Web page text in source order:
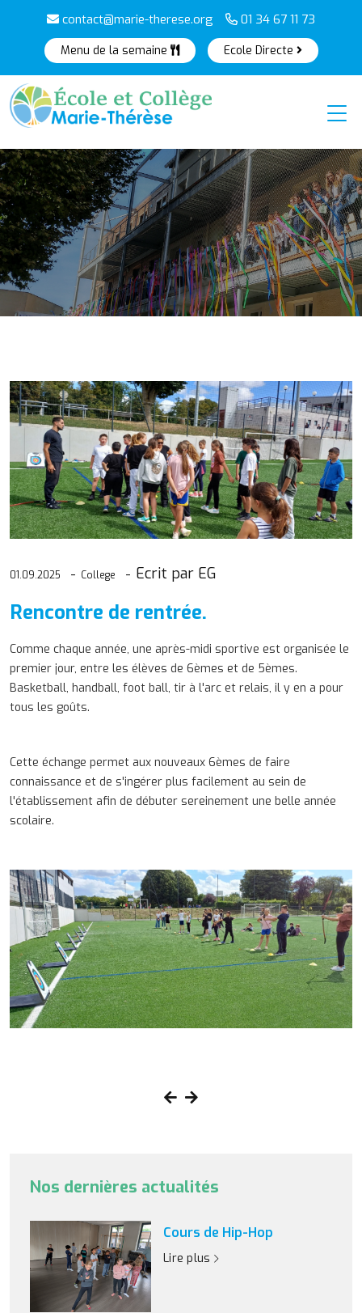
contact@marie-therese.org 01 34 67 11 73
Menu de la semaine Ecole Directe
01.09.2025 College Ecrit par EG
Rencontre de rentrée.
Comme chaque année, une après-midi sportive est organisée le
premier jour, entre les élèves de 6èmes et de 5èmes.
Basketball, handball, foot ball, tir à l'arc et relais, il y en a pour
tous les goûts.
Cette échange permet aux nouveaux 6èmes de faire
connaissance et de s'ingérer plus facilement au sein de
l'établissement afin de débuter sereinement une belle année
scolaire.
Nos dernières actualités
Cours de Hip-Hop
Lire plus